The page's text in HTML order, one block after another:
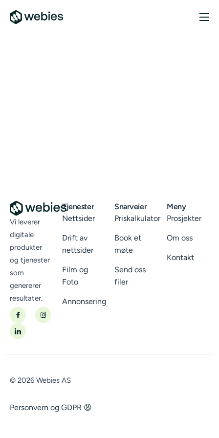
Vi leverer
digitale
produkter
og tjenester
som
genererer
resultater.
Tjenester
Nettsider
Drift av
nettsider
Film og
Foto
Annonsering
Snarveier
Priskalkulator
Book et
møte
Send oss
filer
Meny
Prosjekter
Om oss
Kontakt
© 2026 Webies AS
Personvern og GDPR 😩